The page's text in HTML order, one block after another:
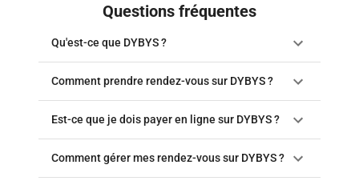
Questions fréquentes
Qu'est-ce que DYBYS ?
Comment prendre rendez-vous sur DYBYS ?
Est-ce que je dois payer en ligne sur DYBYS ?
Comment gérer mes rendez-vous sur DYBYS ?